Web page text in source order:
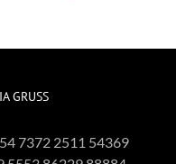
GRUSS
7372 2511 54369